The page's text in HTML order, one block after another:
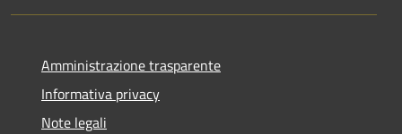
Amministrazione trasparente
Informativa privacy
Note legali